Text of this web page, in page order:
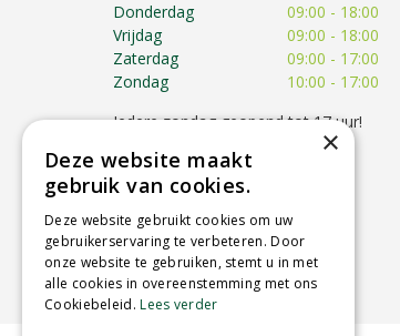
Donderdag
09:00 - 18:00
Vrijdag
09:00 - 18:00
Zaterdag
09:00 - 17:00
Zondag
10:00 - 17:00
Iedere zondag geopend tot 17 uur!
openingstijden afwijken!
Toon alle openingstijden
×
Deze website maakt
gebruik van cookies.
Deze website gebruikt cookies om uw
gebruikerservaring te verbeteren. Door
onze website te gebruiken, stemt u in met
alle cookies in overeenstemming met ons
Cookiebeleid.Lees verder